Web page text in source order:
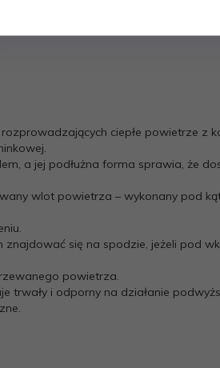
ciepłe powietrze z
a jej podłużna forma sprawia, że
wlot powietrza – wykonany pod
się na spodzie, jeżeli pod
powietrza.
trwały i odporny na działanie